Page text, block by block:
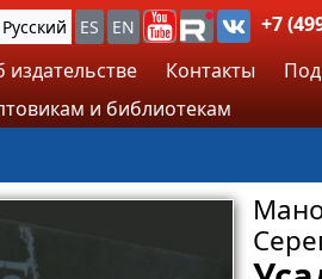
Русский ES EN
+7
издательстве
Контакты
и библиотекам